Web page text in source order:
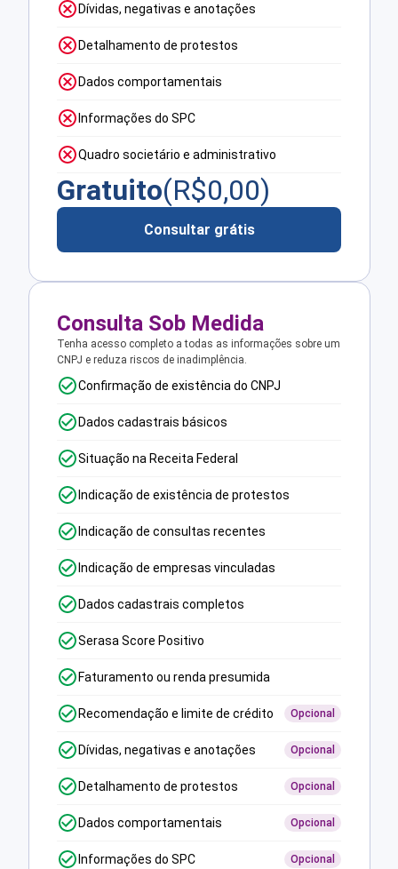
Dívidas, negativas e anotações
Detalhamento de protestos
Dados comportamentais
Informações do SPC
Quadro societário e administrativo
Gratuito(R$0,00)
Consultar grátis
Consulta Sob Medida
Tenha acesso completo a todas as informações sobre um
CNPJ e reduza riscos de inadimplência.
Confirmação de existência do CNPJ
Dados cadastrais básicos
Situação na Receita Federal
Indicação de existência de protestos
Indicação de consultas recentes
Indicação de empresas vinculadas
Dados cadastrais completos
Serasa Score Positivo
Faturamento ou renda presumida
Recomendação e limite de crédito Opcional
Dívidas, negativas e anotações Opcional
Detalhamento de protestos Opcional
Dados comportamentais Opcional
Informações do SPC Opcional